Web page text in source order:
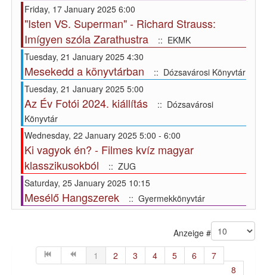
Friday, 17 January 2025 6:00
"Isten VS. Superman" - Richard Strauss:
Imígyen szóla Zarathustra
:: EKMK
Tuesday, 21 January 2025 4:30
Mesekedd a könyvtárban
:: Dózsavárosi Könyvtár
Tuesday, 21 January 2025 5:00
Az Év Fotói 2024. kiállítás
:: Dózsavárosi
Könyvtár
Wednesday, 22 January 2025 5:00 - 6:00
Ki vagyok én? - Filmes kvíz magyar
klasszikusokból
:: ZUG
Saturday, 25 January 2025 10:15
Mesélő Hangszerek :: Gyermekkönyvtár
Anzeige #
1
2 3 4 5 6
7
8